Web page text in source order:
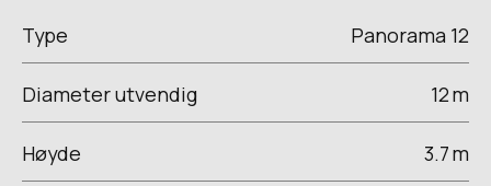
Type Panorama 12
Diameter utvendig 12m
Høyde 3.7m